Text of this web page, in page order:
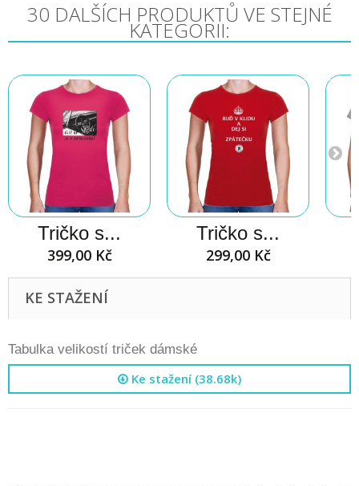
30 DALŠÍCH PRODUKTŮ VE STEJNÉ
KATEGORII:
Tričko s...
399,00 Kč
Tričko s...
299,00 Kč
KE STAŽENÍ
Tabulka velikostí triček dámské
Ke stažení (38.68k)